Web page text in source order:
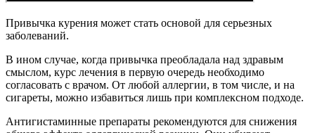
Привычка курения может стать основой для серьезных
заболеваний.
В ином случае, когда привычка преобладала над здравым
смыслом, курс лечения в первую очередь необходимо
согласовать с врачом. От любой аллергии, в том числе, и на
сигареты, можно избавиться лишь при комплексном подходе.
Антигистаминные препараты рекомендуются для снижения